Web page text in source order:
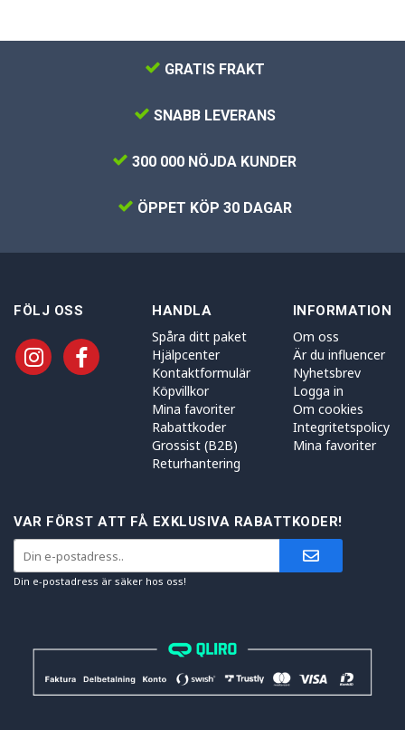
GRATIS FRAKT
SNABB LEVERANS
300 000 NÖJDA KUNDER
ÖPPET KÖP 30 DAGAR
FÖLJ OSS HANDLA
Spåra ditt paket
Hjälpcenter
Kontaktformulär
Köpvillkor
Mina favoriter
Rabattkoder
Grossist (B2B)
Returhantering
INFORMATION
Om oss
Är du influencer
Nyhetsbrev
Logga in
Om cookies
Integritetspolicy
Mina favoriter
VAR FÖRST ATT FÅ EXKLUSIVA RABATTKODER!
Din e-postadress är säker hos oss!